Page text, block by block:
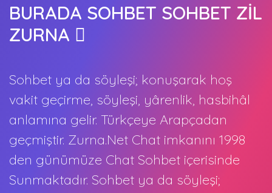
BURADA SOHBET SOHBET ZİL
ZURNA
Sohbet ya da söyleşi; konuşarak hoş
vakit geçirme, söyleşi, yârenlik, hasbihâl
anlamına gelir. Türkçeye Arapçadan
geçmiştir. Zurna.Net Chat imkanını 1998
den günümüze Chat Sohbet içerisinde
Sunmaktadır. Sohbet ya da söyleşi;